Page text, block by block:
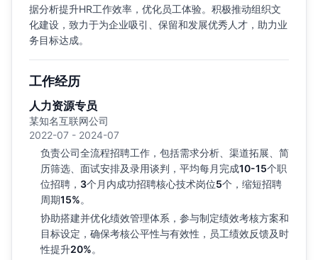
据分析提升HR工作效率，优化员工体验。积极推动组织文
化建设，致力于为企业吸引、保留和发展优秀人才，助力业
务目标达成。
工作经历
人力资源专员
某知名互联网公司
2022-07 - 2024-07
负责公司全流程招聘工作，包括需求分析、渠道拓展、简
历筛选、面试安排及录用谈判，平均每月完成10-15个职
位招聘， 3个月内成功招聘核心技术岗位5个，缩短招聘
周期15%。
协助搭建并优化绩效管理体系，参与制定绩效考核方案和
目标设定，确保考核公平性与有效性，员工绩效反馈及时
性提升20%。